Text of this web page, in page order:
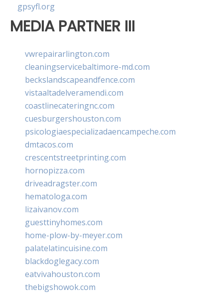
gpsyfl.org
MEDIA PARTNER III
vwrepairarlington.com
cleaningservicebaltimore-md.com
beckslandscapeandfence.com
vistaaltadelveramendi.com
coastlinecateringnc.com
cuesburgershouston.com
psicologiaespecializadaencampeche.com
dmtacos.com
crescentstreetprinting.com
hornopizza.com
driveadragster.com
hematologa.com
lizaivanov.com
guesttinyhomes.com
home-plow-by-meyer.com
palatelatincuisine.com
blackdoglegacy.com
eatvivahouston.com
thebigshowok.com